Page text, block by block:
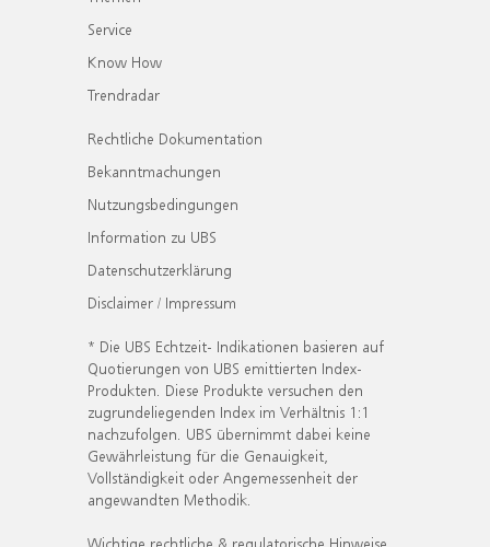
Service
Know How
Trendradar
Rechtliche Dokumentation
Bekanntmachungen
Nutzungsbedingungen
Information zu UBS
Datenschutzerklärung
Disclaimer / Impressum
* Die UBS Echtzeit- Indikationen basieren auf
Quotierungen von UBS emittierten Index-
Produkten. Diese Produkte versuchen den
zugrundeliegenden Index im Verhältnis 1:1
nachzufolgen. UBS übernimmt dabei keine
Gewährleistung für die Genauigkeit,
Vollständigkeit oder Angemessenheit der
angewandten Methodik.